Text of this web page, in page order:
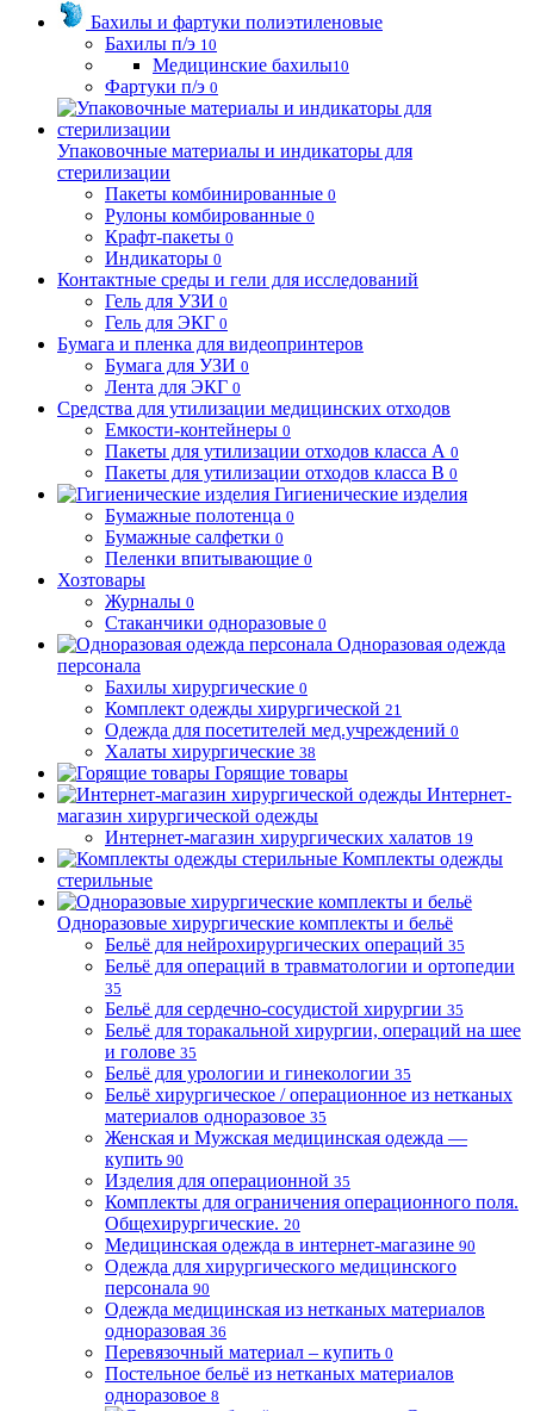
Бахилы и фартуки полиэтиленовые
Бахилы п/э 10
Медицинские бахилы10
Фартуки п/э 0
Упаковочные материалы и индикаторы для
стерилизации
Пакеты комбинированные 0
Рулоны комбированные 0
Крафт-пакеты 0
Индикаторы 0
Контактные среды и гели для исследований
Гель для УЗИ 0
Гель для ЭКГ 0
Бумага и пленка для видеопринтеров
Бумага для УЗИ 0
Лента для ЭКГ 0
Средства для утилизации медицинских отходов
Емкости-контейнеры 0
Пакеты для утилизации отходов класса А 0
Пакеты для утилизации отходов класса В 0
Гигиенические изделия
Бумажные полотенца 0
Бумажные салфетки 0
Пеленки впитывающие 0
Хозтовары
Журналы 0
Стаканчики одноразовые 0
Одноразовая одежда
персонала
Бахилы хирургические 0
Комплект одежды хирургической 21
Одежда для посетителей мед.учреждений 0
Халаты хирургические 38
Горящие товары
Интернет-
магазин хирургической одежды
Интернет-магазин хирургических халатов 19
Комплекты одежды
стерильные
Одноразовые хирургические комплекты и бельё
Бельё для нейрохирургических операций 35
Бельё для операций в травматологии и ортопедии
35
Бельё для сердечно-сосудистой хирургии 35
Бельё для торакальной хирургии, операций на шее
и голове 35
Бельё для урологии и гинекологии 35
Бельё хирургическое / операционное из нетканых
материалов одноразовое 35
Женская и Мужская медицинская одежда —
купить 90
Изделия для операционной 35
Комплекты для ограничения операционного поля.
Общехирургические. 20
Медицинская одежда в интернет-магазине 90
Одежда для хирургического медицинского
персонала 90
Одежда медицинская из нетканых материалов
одноразовая 36
Перевязочный материал – купить 0
Постельное бельё из нетканых материалов
одноразовое 8